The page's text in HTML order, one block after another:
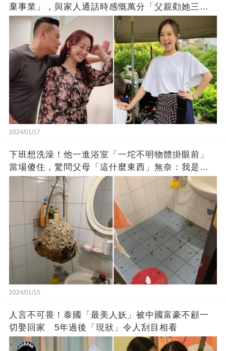
棄事業」，與家人通話時感慨萬分「父親勸她三
思」：只有過一次眼淚
2024/01/17
下班想洗澡！他一進浴室「一坨不明物體掛眼前」
當場傻住，驚問父母「這什麼東西」無奈：我是親
生的嗎？
2024/01/15
人言不可畏！泰國「最美人妖」被中國富豪不顧一
切娶回家 5年過後「現狀」令人刮目相看